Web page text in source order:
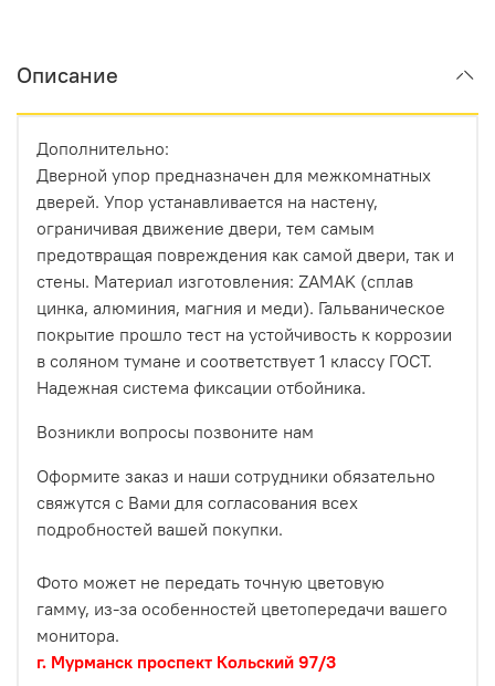
Описание
Дополнительно:
Дверной упор предназначен для межкомнатных
дверей. Упор устанавливается на настену,
ограничивая движение двери, тем самым
предотвращая повреждения как самой двери, так и
стены. Материал изготовления: ZAMAK (сплав
цинка, алюминия, магния и меди). Гальваническое
покрытие прошло тест на устойчивость к коррозии
в соляном тумане и соответствует 1 классу ГОСТ.
Надежная система фиксации отбойника.
Возникли вопросы позвоните нам
Оформите заказ и наши сотрудники обязательно
свяжутся с Вами для согласования всех
подробностей вашей покупки.
Фото может не передать точную цветовую
гамму, из-за особенностей цветопередачи вашего
монитора.
г. Мурманск проспект Кольский 97/3